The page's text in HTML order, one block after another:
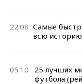
22:08 Самые
всю историю
05:10
25 лучших
футбола